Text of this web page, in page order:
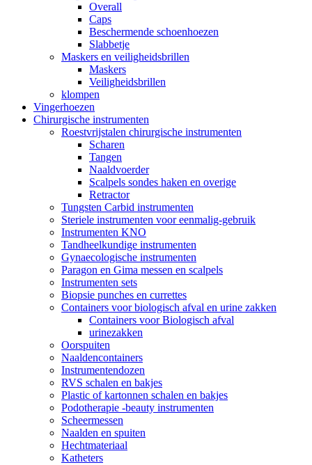
Overall
Caps
Beschermende schoenhoezen
Slabbetje
Maskers en veiligheidsbrillen
Maskers
Veiligheidsbrillen
klompen
Vingerhoezen
Chirurgische instrumenten
Roestvrijstalen chirurgische instrumenten
Scharen
Tangen
Naaldvoerder
Scalpels sondes haken en overige
Retractor
Tungsten Carbid instrumenten
Steriele instrumenten voor eenmalig-gebruik
Instrumenten KNO
Tandheelkundige instrumenten
Gynaecologische instrumenten
Paragon en Gima messen en scalpels
Instrumenten sets
Biopsie punches en currettes
Containers voor biologisch afval en urine zakken
Containers voor Biologisch afval
urinezakken
Oorspuiten
Naaldencontainers
Instrumentendozen
RVS schalen en bakjes
Plastic of kartonnen schalen en bakjes
Podotherapie -beauty instrumenten
Scheermessen
Naalden en spuiten
Hechtmateriaal
Katheters